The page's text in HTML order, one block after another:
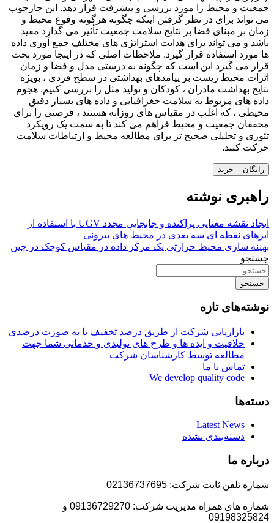
جمعیت و محیط را مورد بررسی و پیشرفت قرار دهد. این چارچوب
می تواند برای در نظر گرفتن اینکه چگونه هرگونه وقوع محیط و
زمان بر مبنای فضا بر نتایج سلامت جمعیت تأثیر می گذارد مفید
باشد و می تواند برای هدایت استراتژی های مختلف جمع آوری داده
ها مورد استفاده قرار گیرد. ملاحظات اصلی که در اینجا مورد بحث
قرار می گیرد این است که چگونه به درستی مدل و فضا و زمان
اثرات محیط زیست بر پیامدهای بهداشتی در سطح فردی ، بویژه
نتایج بهداشت مادران ، کودکان و تولید مثل را بررسی کنیم. هجوم
داده های مربوط به سلامت جغرافیایی و داده های بسیار دقیق
محیطی ، که اغلب در مقیاس های روزانه هستند ، فرصتی را برای
محققان جمعیت و محیط فراهم می کند تا به سمت یک رویکرد
تئوری و تحلیلی صحیح تر برای مطالعه محیط و ارتباطات سلامت
حرکت کنند.
رایگان – خرید
راهبری نوشته
ایجاد نقشه معنایی پراکنده و جابجایی مجدد UGV با استفاده از
ابرهای نقطه ای سه بعدی در محیط های بیرونی
بهینه سازی محیط حرارتی یک مرکز داده در مقیاس کوچک در چین
جستجو
جستجو
نوشته‌های تازه
بازاریابی شرکت از طریق درصد تخفیف یا به صورت درصدی
خلاقیت و ایده ها و طرح های تولیدی و خدماتی شما جهت
مطالعه توسط کارشناسان شرکت
تماس با ما
We develop quality code
دسته‌ها
Latest News
دسته‌بندی نشده
درباره ما
شماره تلفن ثابت شرکت: 02136737695
شماره های همراه مدیریت شرکت: 09136729270 و
09198325824